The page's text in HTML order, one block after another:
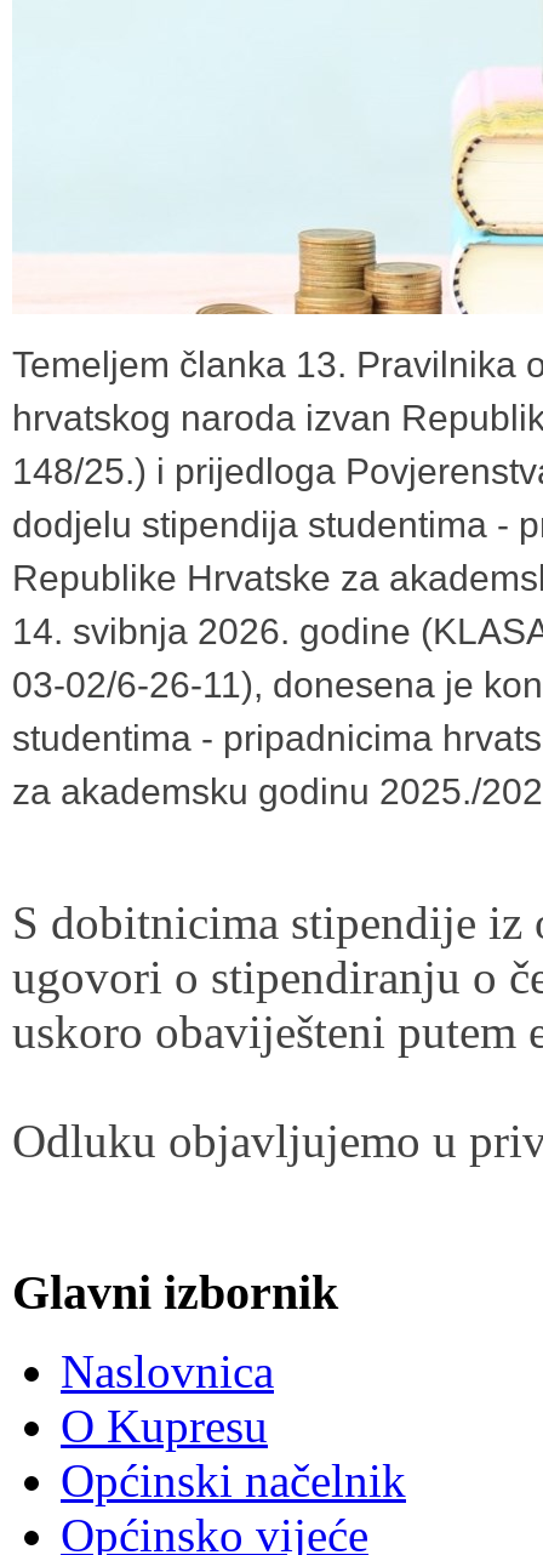
Temeljem članka 13. Pravilnika
hrvatskog naroda izvan
148/25.) i prijedloga
dodjelu stipendija studentima -
Republike Hrvatske za
14. svibnja 2026. godine
03-02/6-26-11), donesena je
studentima - pripadnicima
za akademsku godinu 2025./
S dobitnicima stipendije iz
ugovori o stipendiranju o
uskoro obaviješteni putem
Odluku objavljujemo u
Glavni izbornik
Naslovnica
O Kupresu
Općinski načelnik
Općinsko vijeće